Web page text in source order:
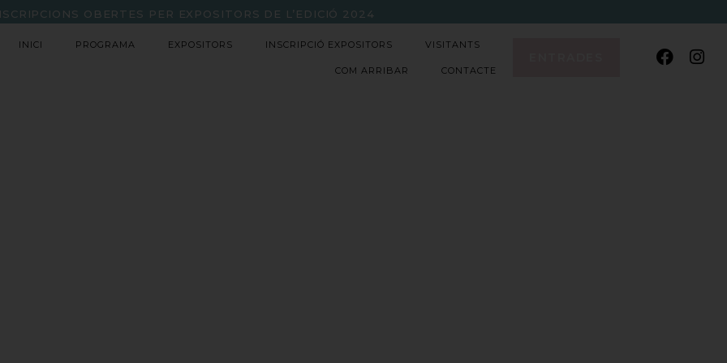
OBERTES PER EXPOSITORS DE L’EDICIÓ 202 4
INICI PROGRAMA EXPOSITORS INSCRIPCIÓ EXPOSITORS VISITANTS
COM ARRIBAR CONTACTE